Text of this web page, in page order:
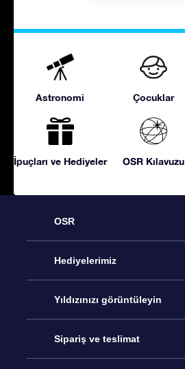
Astronomi Çocuklar
İpuçları ve Hediyeler OSR Kılavuzu
OSR
Hizmet
İletişim
Blogu
Hediyelerimiz
Çevrimiçi Yıldız Hediyesi
OSR Hediye Paketi
Yıldızınızı görüntüleyin
Star Register
Sipariş ve teslimat